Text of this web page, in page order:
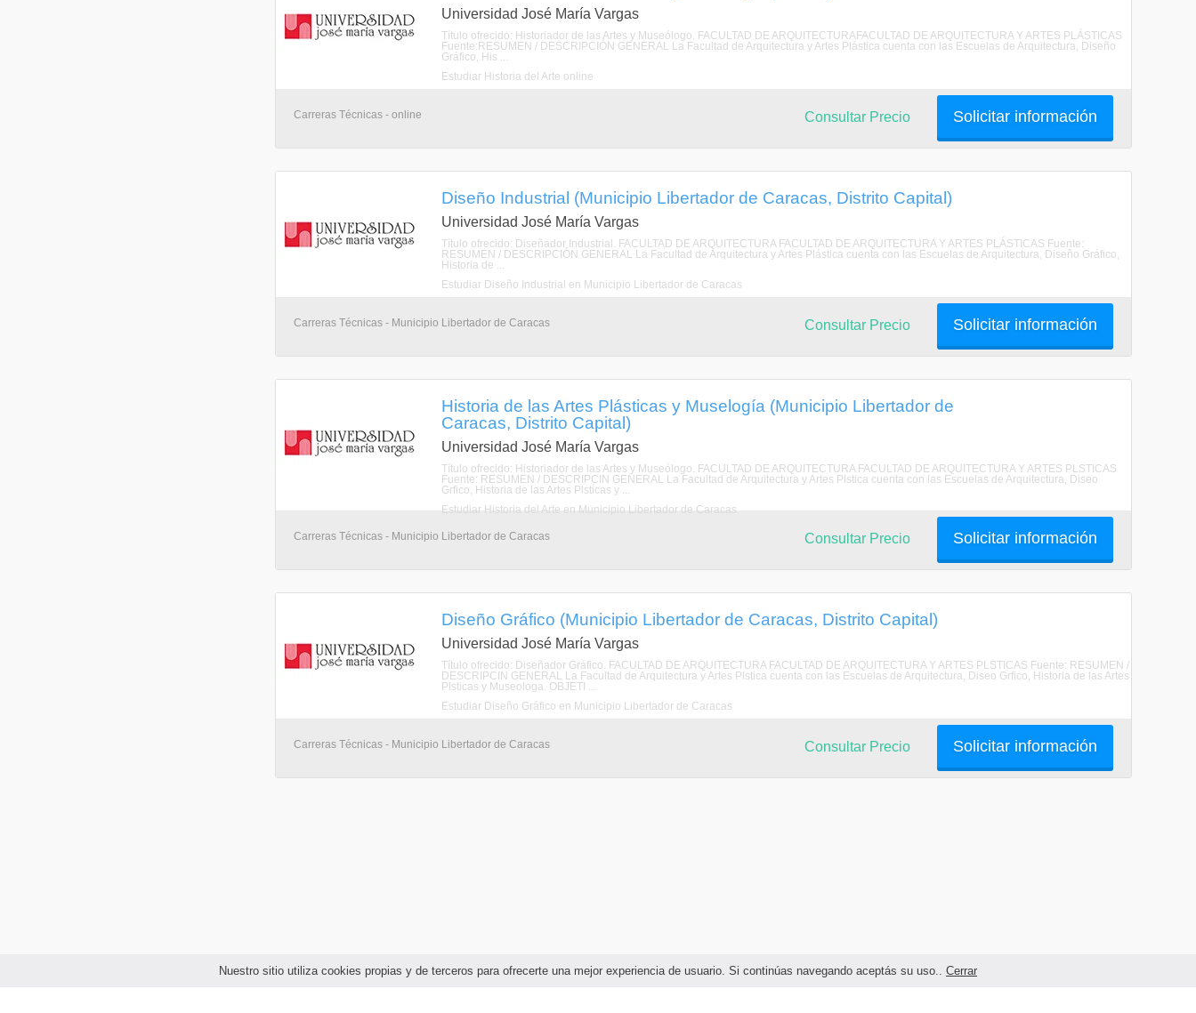
Nuestro sitio utiliza cookies propias y de terceros para ofrecerte una mejor experiencia de usuario. Si continúas navegando aceptás su uso.. Cerrar
Universidad José María Vargas
Título ofrecido: Historiador de las Artes y Museólogo. FACULTAD DE ARQUITECTURAFACULTAD DE ARQUITECTURA Y ARTES PLÁSTICAS
Fuente:RESUMEN / DESCRIPCIÓN GENERAL La Facultad de Arquitectura y Artes Plástica cuenta con las Escuelas de Arquitectura, Diseño
Gráfico, His ...
Estudiar Historia del Arte online
Carreras Técnicas - online Solicitar información
Consultar Precio
Diseño Industrial (Municipio Libertador de Caracas, Distrito Capital)
Universidad José María Vargas
Título ofrecido: Diseñador Industrial. FACULTAD DE ARQUITECTURA FACULTAD DE ARQUITECTURA Y ARTES PLÁSTICAS Fuente:
RESUMEN / DESCRIPCIÓN GENERAL La Facultad de Arquitectura y Artes Plástica cuenta con las Escuelas de Arquitectura, Diseño Gráfico,
Historia de ...
Estudiar Diseño Industrial en Municipio Libertador de Caracas
Carreras Técnicas - Municipio Libertador de Caracas Solicitar información
Consultar Precio
Historia de las Artes Plásticas y Muselogía (Municipio Libertador de
Caracas, Distrito Capital)
Universidad José María Vargas
Título ofrecido: Historiador de las Artes y Museólogo. FACULTAD DE ARQUITECTURA FACULTAD DE ARQUITECTURA Y ARTES PLSTICAS
Fuente: RESUMEN / DESCRIPCIN GENERAL La Facultad de Arquitectura y Artes Plstica cuenta con las Escuelas de Arquitectura, Diseo
Grfico, Historia de las Artes Plsticas y ...
Estudiar Historia del Arte en Municipio Libertador de Caracas
Carreras Técnicas - Municipio Libertador de Caracas Solicitar información
Consultar Precio
Diseño Gráfico (Municipio Libertador de Caracas, Distrito Capital)
Universidad José María Vargas
Título ofrecido: Diseñador Gráfico. FACULTAD DE ARQUITECTURA FACULTAD DE ARQUITECTURA Y ARTES PLSTICAS Fuente: RESUMEN /
DESCRIPCIN GENERAL La Facultad de Arquitectura y Artes Plstica cuenta con las Escuelas de Arquitectura, Diseo Grfico, Historia de las Artes
Plsticas y Museologa. OBJETI ...
Estudiar Diseño Gráfico en Municipio Libertador de Caracas
Carreras Técnicas - Municipio Libertador de Caracas Solicitar información
Consultar Precio